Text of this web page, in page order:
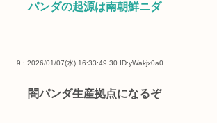
パンダの起源は南朝鮮ニダ
9 : 2026/01/07(水) 16:33:49.30 ID:yWakjx0a0
闇パンダ生産拠点になるぞ